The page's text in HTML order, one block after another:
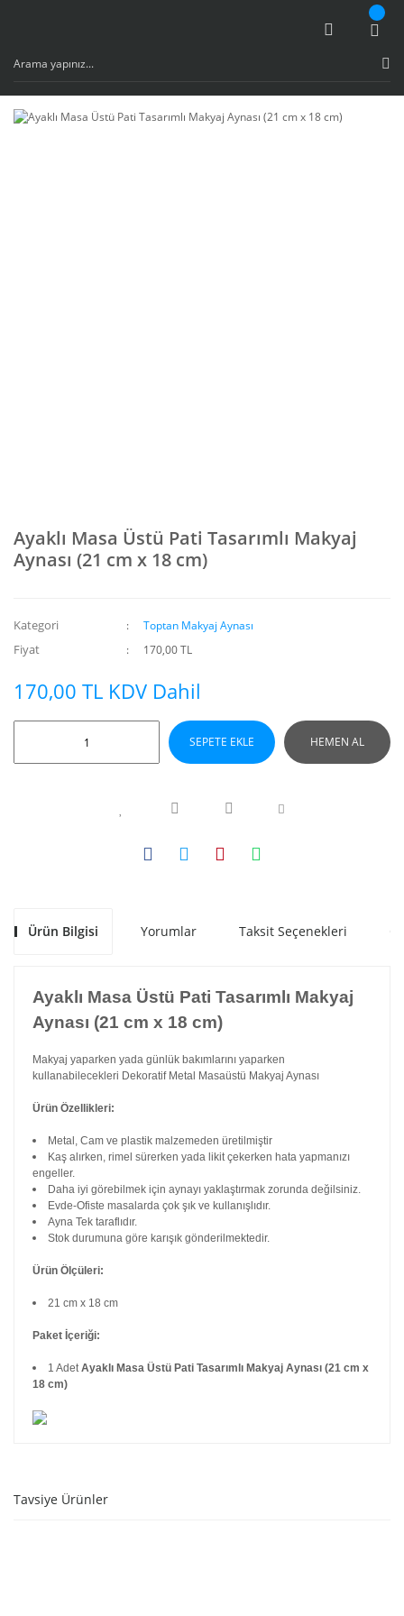
Ayaklı Masa Üstü Pati Tasarımlı Makyaj
Aynası (21 cm x 18 cm)
Kategori Toptan Makyaj Aynası
Fiyat 170,00 TL
170,00 TL KDV Dahil
SEPETE EKLE HEMEN AL
Ürün Bilgisi Yorumlar Taksit Seçenekleri
Ayaklı Masa Üstü Pati Tasarımlı Makyaj
Aynası (21 cm x 18 cm)
Makyaj yaparken yada günlük bakımlarını yaparken
kullanabilecekleri Dekoratif Metal Masaüstü Makyaj Aynası
Ürün Özellikleri:
Metal, Cam ve plastik malzemeden üretilmiştir
Kaş alırken, rimel sürerken yada likit çekerken hata yapmanızı
engeller.
Daha iyi görebilmek için aynayı yaklaştırmak zorunda değilsiniz.
Evde-Ofiste masalarda çok şık ve kullanışlıdır.
Ayna Tek taraflıdır.
Stok durumuna göre karışık gönderilmektedir.
Ürün Ölçüleri:
21 cm x 18 cm
Paket İçeriği:
1 AdetAyaklı Masa Üstü Pati Tasarımlı Makyaj Aynası (21 cm x
18 cm)
Tavsiye Ürünler